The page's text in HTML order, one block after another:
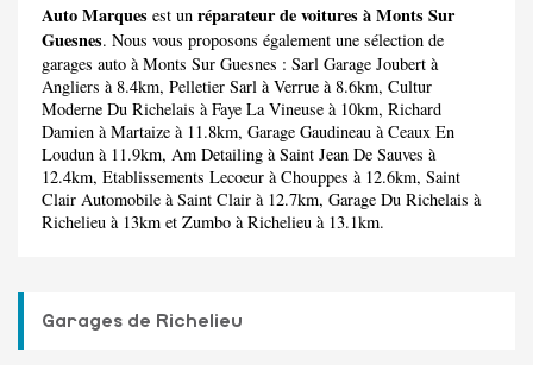
Auto Marques est un réparateur de voitures à Monts Sur
Guesnes. Nous vous proposons également une sélection de
garages auto à Monts Sur Guesnes : Sarl Garage Joubert à
Angliers à 8.4km, Pelletier Sarl à Verrue à 8.6km, Cultur
Moderne Du Richelais à Faye La Vineuse à 10km, Richard
Damien à Martaize à 11.8km, Garage Gaudineau à Ceaux En
Loudun à 11.9km, Am Detailing à Saint Jean De Sauves à
12.4km, Etablissements Lecoeur à Chouppes à 12.6km, Saint
Clair Automobile à Saint Clair à 12.7km, Garage Du Richelais à
Richelieu à 13km et Zumbo à Richelieu à 13.1km.
Garages de Richelieu